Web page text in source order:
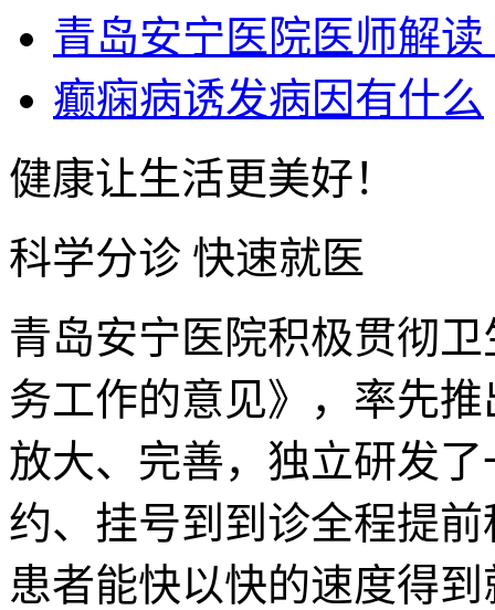
青岛安宁医院医师解
癫痫病诱发病因有什么
健康让生活更美好！
科学分诊 快速就医
青岛安宁医院积极贯彻
务工作的意见》，率先
放大、完善，独立研发
约、挂号到到诊全程提
患者能快以快的速度得